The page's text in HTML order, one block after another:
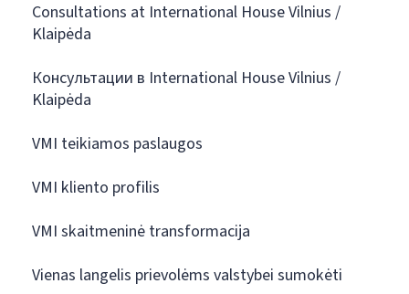
Consultations at International House Vilnius /
Klaipėda
Консультации в International House Vilnius /
Klaipėda
VMI teikiamos paslaugos
VMI kliento profilis
VMI skaitmeninė transformacija
Vienas langelis prievolėms valstybei sumokėti